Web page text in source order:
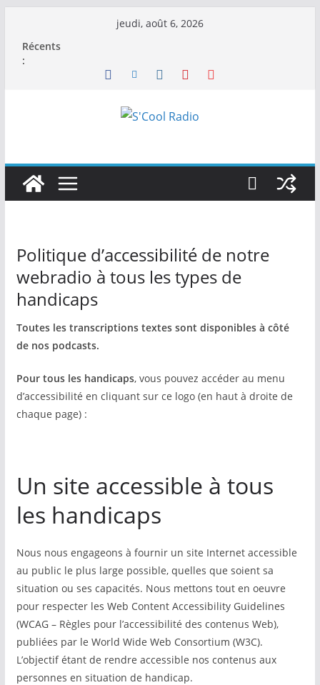
contenu
jeudi, août 6, 2026
Récents
:
Politique d’accessibilité de notre
webradio à tous les types de
handicaps
Toutes les transcriptions textes sont disponibles à côté
de nos podcasts.
Pour tous les handicaps, vous pouvez accéder au menu
d’accessibilité en cliquant sur ce logo (en haut à droite de
chaque page) :
Un site accessible à tous
les handicaps
Nous nous engageons à fournir un site Internet accessible
au public le plus large possible, quelles que soient sa
situation ou ses capacités. Nous mettons tout en oeuvre
pour respecter les Web Content Accessibility Guidelines
(WCAG – Règles pour l’accessibilité des contenus Web),
publiées par le World Wide Web Consortium (W3C).
L’objectif étant de rendre accessible nos contenus aux
personnes en situation de handicap.